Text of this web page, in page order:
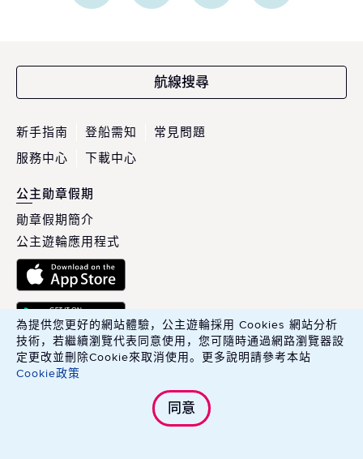
航線搜尋
新手指南 登船需知
常見問題
服務中心
下載中心
公主勛章假期
勛章假期簡介
公主遊輪應用程式
英商康年華旅行社股份有限公司臺灣分公司 Carnival PLC, Taiwan
Branch.
綜合旅行業交觀綜字 215100 號．旅行業品保協會會員編號 北 2783 號
為提供您更好的網站體驗，公主遊輪採用 Cookies 網站分析
技術，若繼續瀏覽代表同意使用，您可隨時通過網路瀏覽器設
定更改並刪除Cookie來取消使用。更多說明請參考本站
Cookie政策
同意